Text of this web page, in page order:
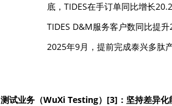
底，TIDES在手订单同比增长
TIDES D&M服务客户数同比提
2025年9月，提前完成泰兴多肽
测试业务（WuXi Testing） [3] ：坚持差异